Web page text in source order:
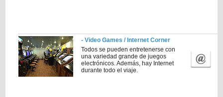
- Video Games / Internet Corner
Todos se pueden entretenerse con
una variedad grande de juegos
electrónicos. Además, hay Internet
durante todo el viaje.